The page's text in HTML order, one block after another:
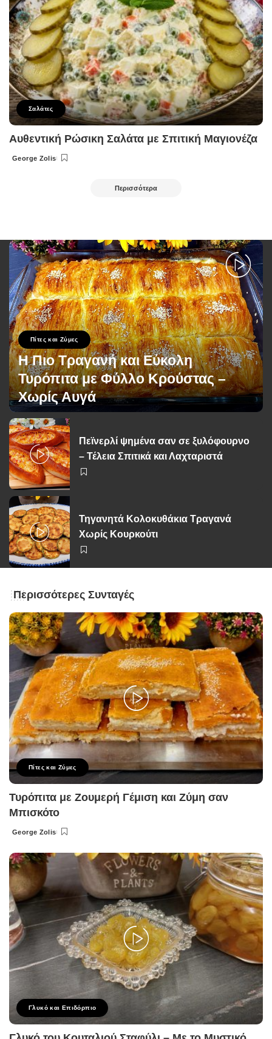
Σαλάτες
Αυθεντική Ρώσικη Σαλάτα με Σπιτική Μαγιονέζα
Posted
George Zolis
Περισσότερα
Πίτες και Ζύμες
Η Πιο Τραγανή και Εύκολη
Τυρόπιτα με Φύλλο Κρούστας –
Χωρίς Αυγά
Posted
by
George Zolis 20 Σεπτεμβρίου 2025
Πεϊνερλί ψημένα σαν σε ξυλόφουρνο
– Τέλεια Σπιτικά και Λαχταριστά
Τηγανητά Κολοκυθάκια Τραγανά
Χωρίς Κουρκούτι
Περισσότερες Συνταγές
Πίτες και Ζύμες
Τυρόπιτα με Ζουμερή Γέμιση και Ζύμη σαν
Μπισκότο
Posted
George Zolis
Γλυκό και Επιδόρπιο